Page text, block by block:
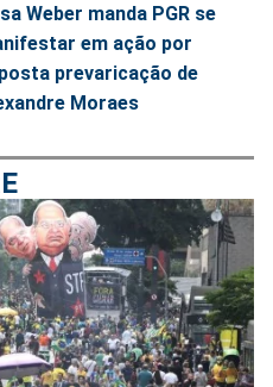
Weber manda PGR se
em ação por
prevaricação de
Moraes